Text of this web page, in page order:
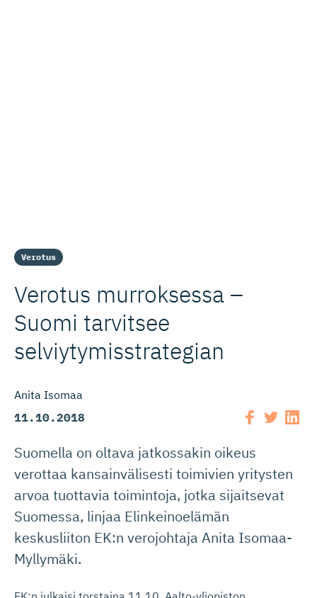
Verotus
Verotus murroksessa –
Suomi tarvitsee
selviytymisst­rategian
Anita Isomaa
11.10.2018
Suomella on oltava jatkossakin oikeus
verottaa kansainvälisesti toimivien yritysten
arvoa tuottavia toimintoja, jotka sijaitsevat
Suomessa, linjaa Elinkeinoelämän
keskusliiton EK:n verojohtaja Anita Isomaa-
Myllymäki.